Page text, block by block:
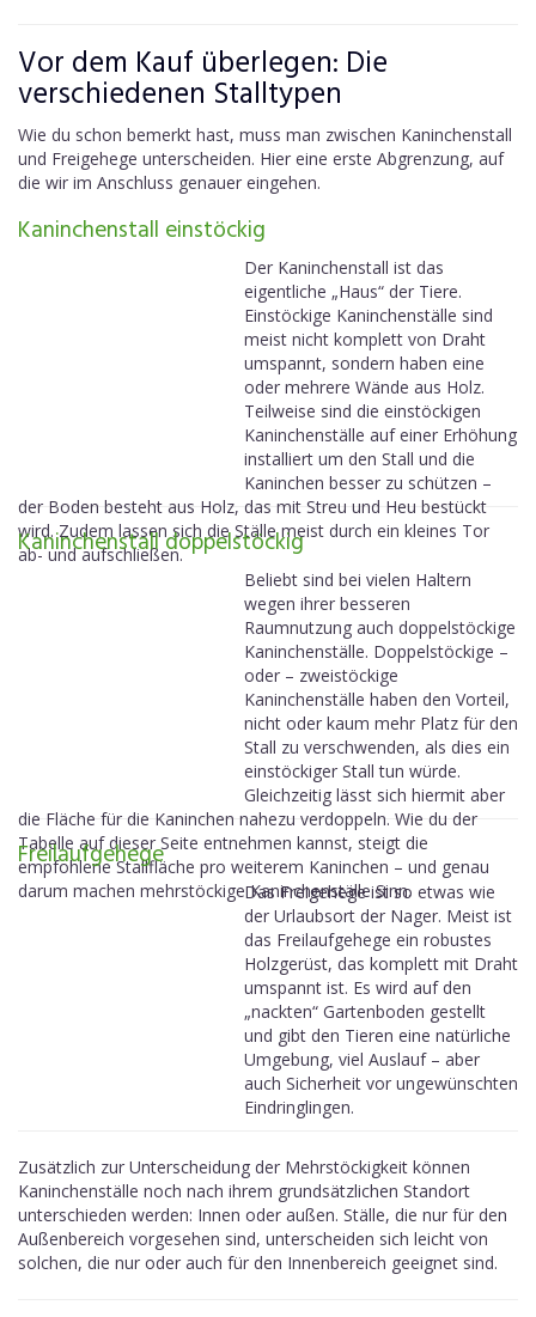
Vor dem Kauf überlegen: Die
verschiedenen Stalltypen
Wie du schon bemerkt hast, muss man zwischen Kaninchenstall
und Freigehege unterscheiden. Hier eine erste Abgrenzung, auf
die wir im Anschluss genauer eingehen.
Kaninchenstall einstöckig
Der Kaninchenstall ist das
eigentliche „Haus“ der Tiere.
Einstöckige Kaninchenställe sind
meist nicht komplett von Draht
umspannt, sondern haben eine
oder mehrere Wände aus Holz.
Teilweise sind die einstöckigen
Kaninchenställe auf einer Erhöhung
installiert um den Stall und die
Kaninchen besser zu schützen –
der Boden besteht aus Holz, das mit Streu und Heu bestückt
wird. Zudem lassen sich die Ställe meist durch ein kleines Tor
ab- und aufschließen.
Kaninchenstall doppelstöckig
Beliebt sind bei vielen Haltern
wegen ihrer besseren
Raumnutzung auch doppelstöckige
Kaninchenställe. Doppelstöckige –
oder – zweistöckige
Kaninchenställe haben den Vorteil,
nicht oder kaum mehr Platz für den
Stall zu verschwenden, als dies ein
einstöckiger Stall tun würde.
Gleichzeitig lässt sich hiermit aber
die Fläche für die Kaninchen nahezu verdoppeln. Wie du der
Tabelle auf dieser Seite entnehmen kannst, steigt die
empfohlene Stallfläche pro weiterem Kaninchen – und genau
darum machen mehrstöckige Kaninchenställe Sinn.
Freilaufgehege
Das Freigehege ist so etwas wie
der Urlaubsort der Nager. Meist ist
das Freilaufgehege ein robustes
Holzgerüst, das komplett mit Draht
umspannt ist. Es wird auf den
„nackten“ Gartenboden gestellt
und gibt den Tieren eine natürliche
Umgebung, viel Auslauf – aber
auch Sicherheit vor ungewünschten
Eindringlingen.
Zusätzlich zur Unterscheidung der Mehrstöckigkeit können
Kaninchenställe noch nach ihrem grundsätzlichen Standort
unterschieden werden: Innen oder außen. Ställe, die nur für den
Außenbereich vorgesehen sind, unterscheiden sich leicht von
solchen, die nur oder auch für den Innenbereich geeignet sind.